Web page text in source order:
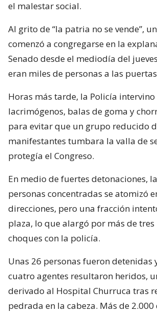
el malestar social.
Al grito de “la patria no se vende”,
comenzó a congregarse en la
Senado desde el mediodía del
eran miles de personas a las
Horas más tarde, la Policía intervino
lacrimógenos, balas de goma y
para evitar que un grupo reducido
manifestantes tumbara la valla de
protegía el Congreso.
En medio de fuertes detonaciones,
personas concentradas se atomizó
direcciones, pero una fracción
plaza, lo que alargó por más de tres
choques con la policía.
Unas 26 personas fueron detenidas
cuatro agentes resultaron heridos,
derivado al Hospital Churruca tras
pedrada en la cabeza. Más de 2.000